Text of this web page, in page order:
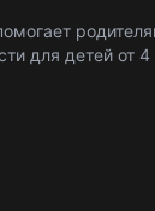
для детей от 4